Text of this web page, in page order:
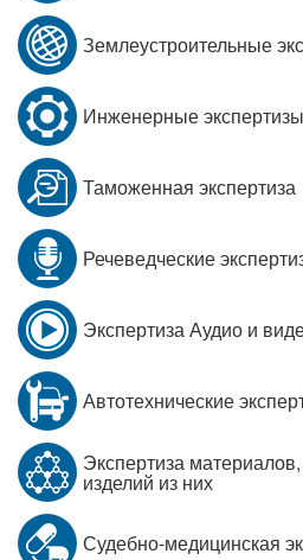
Землеустроительные
Инженерные экспертизы
Таможенная экспертиза
Речеведческие
Экспертиза Аудио и
Автотехнические
Экспертиза
изделий из них
Судебно-медицинская